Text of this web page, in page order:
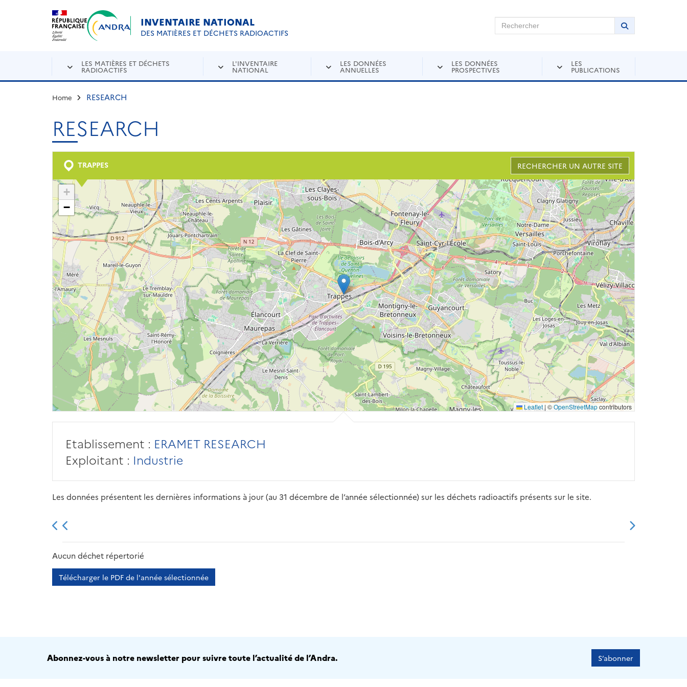
Aller au contenu principal
INVENTAIRE NATIONAL
DES MATIÈRES ET DÉCHETS RADIOACTIFS
Rechercher sur Andra Inventaire Rechercher
Lancer la
LES MATIÈRES ET DÉCHETS
RADIOACTIFS
L'INVENTAIRE
NATIONAL
LES DONNÉES
ANNUELLES
LES DONNÉES
PROSPECTIVES
LES
PUBLICATIONS
Home RESEARCH
RESEARCH
TRAPPES RECHERCHER UN AUTRE SITE
+
−
Leaflet|©OpenStreetMapcontributors
Etablissement : ERAMET RESEARCH
Exploitant : Industrie
Les données présentent les dernières informations à jour (au 31 décembre de l’année sélectionnée) sur les déchets radioactifs présents sur le site.
2013 2014
Aucun déchet répertorié
Télécharger le PDF de l'année sélectionnée
Abonnez-vous à notre newsletter pour suivre toute l’actualité de l’Andra. S’abonner